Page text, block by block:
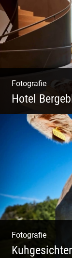
Fotografie
Hotel
Zweites
Fotografie
Kuhgesichter